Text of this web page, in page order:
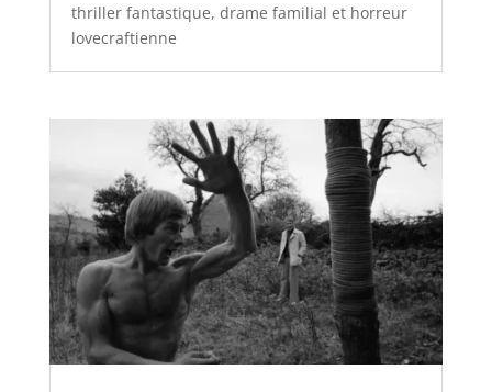
thriller fantastique, drame familial et horreur
lovecraftienne